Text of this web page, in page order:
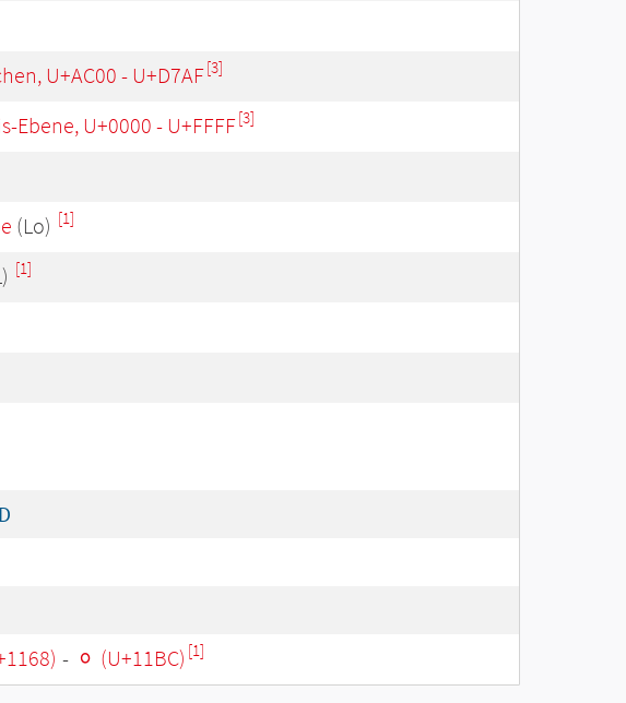
U+AC00 - U+D7AF[3]
Ebene, U+0000 - U+FFFF[3]
(Lo) [1]
[1]
- ᆼ (U+11BC) [1]